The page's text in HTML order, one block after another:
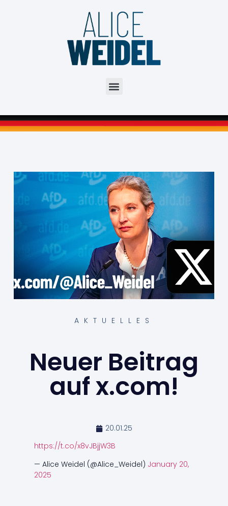
AKTUELLES
Neuer Beitrag
auf x.com!
20.01.25
https://t.co/x8vJBjjW3B
— Alice Weidel (@Alice_Weidel) January 20,
2025